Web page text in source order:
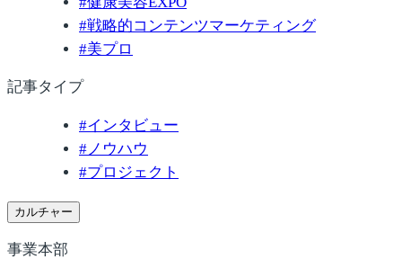
#戦略的コンテンツマーケティング
#美プロ
記事タイプ
#インタビュー
#ノウハウ
#プロジェクト
カルチャー
事業本部